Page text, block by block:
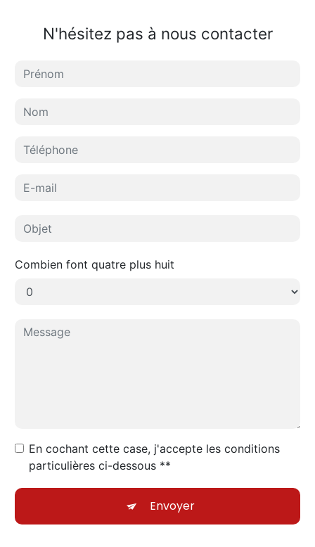
N'hésitez pas à nous contacter
Combien font quatre plus huit
En cochant cette case, j'accepte les conditions
particulières ci-dessous **
Envoyer